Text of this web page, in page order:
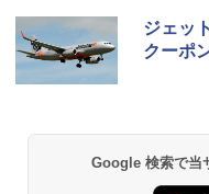
D40
力的
A09
球の
[キ
プテ
ッと
￥
026
コン
ポイ
ジェッ
クーポ
Google 検索で当